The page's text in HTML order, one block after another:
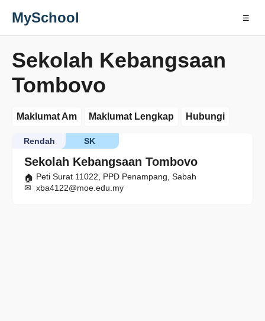
MySchool ☰
Sekolah Kebangsaan
Tombovo
Maklumat Am Maklumat Lengkap Hubungi
Sekolah Kebangsaan Tombovo
SK
Rendah
Peti Surat 11022, PPD Penampang, Sabah
xba4122@moe.edu.my